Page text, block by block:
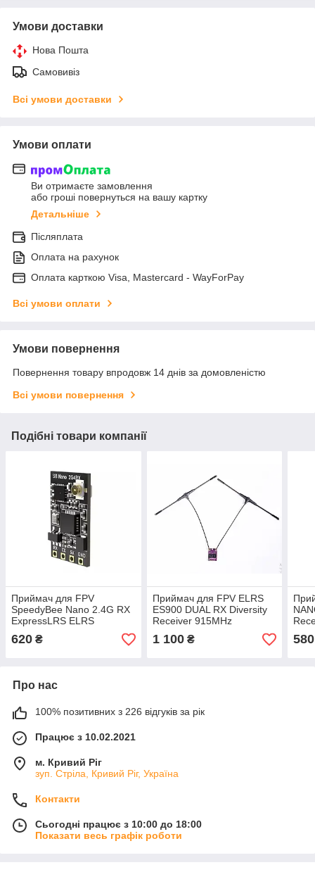
Умови доставки
Нова Пошта
Самовивіз
Всі умови доставки
Умови оплати
Ви отримаєте замовлення
або гроші повернуться на вашу картку
Детальніше
Післяплата
Оплата на рахунок
Оплата карткою Visa, Mastercard - WayForPay
Всі умови оплати
Умови повернення
Повернення товару впродовж 14 днів за домовленістю
Всі умови повернення
Подібні товари компанії
Приймач для FPV
SpeedyBee Nano 2.4G RX
ExpressLRS ELRS
620 ₴
Приймач для FPV ELRS
ES900 DUAL RX Diversity
Receiver 915MHz
1 100₴ 580
Про нас
100% позитивних з 226 відгуків за рік
Працює з 10.02.2021
м. Кривий Ріг
зуп. Стріла, Кривий Ріг, Україна
Контакти
Сьогодні працює з 10:00 до 18:00
Показати весь графік роботи